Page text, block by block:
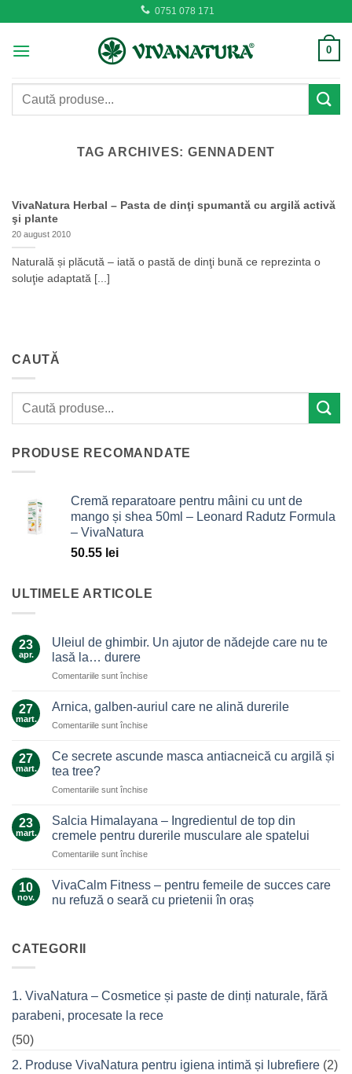
content
0751 078 171
0
Caută
TAG ARCHIVES: GENNADENT
VivaNatura Herbal – Pasta de dinţi spumantă cu argilă activă
şi plante
20 august 2010
Naturală și plăcută – iată o pastă de dinţi bună ce reprezinta o
soluţie adaptată [...]
CAUTĂ
PRODUSE RECOMANDATE
Cremă reparatoare pentru mâini cu unt de
mango și shea 50ml – Leonard Radutz Formula
– VivaNatura
50.55 lei
ULTIMELE ARTICOLE
23
apr.
Uleiul de ghimbir. Un ajutor de nădejde care nu te
lasă la… durere
Comentariile sunt închisepentru
de
Un
de
nu
lasă
la…
27
mart.
Arnica, galben-auriul care ne alină durerile
Comentariile sunt închisepentru
galben-
ne
durerile
27
mart.
Ce secrete ascunde masca antiacneică cu argilă și
tea tree?
Comentariile sunt închisepentru
secrete
ascunde
masca
antiacneică
argilă
23
mart.
Salcia Himalayana – Ingredientul de top din
cremele pentru durerile musculare ale spatelui
Comentariile sunt închisepentru
Himalayana
Ingredientul
musculare
ale
10
nov.
VivaCalm Fitness – pentru femeile de succes care
nu refuză o seară cu prietenii în oraș
VivaCalm
Fitness
de
care
seară
cu
CATEGORII
1. VivaNatura – Cosmetice și paste de dinți naturale, fără
parabeni, procesate la rece
(50)
2. Produse VivaNatura pentru igiena intimă și lubrefiere (2)